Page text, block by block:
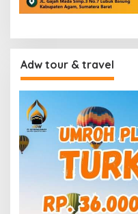
Adw tour & travel